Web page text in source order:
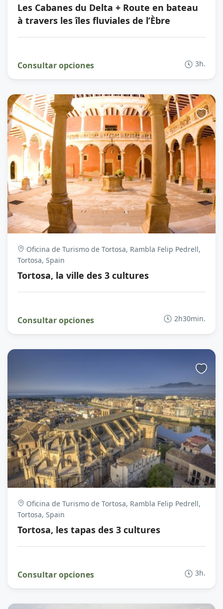
Les Cabanes du Delta + Route en bateau
à travers les îles fluviales de l’Èbre
Consultar opciones 3h.
Oficina de Turismo de Tortosa, Rambla Felip Pedrell,
Tortosa, Spain
Tortosa, la ville des 3 cultures
Consultar opciones 2h30min.
Oficina de Turismo de Tortosa, Rambla Felip Pedrell,
Tortosa, Spain
Tortosa, les tapas des 3 cultures
Consultar opciones 3h.